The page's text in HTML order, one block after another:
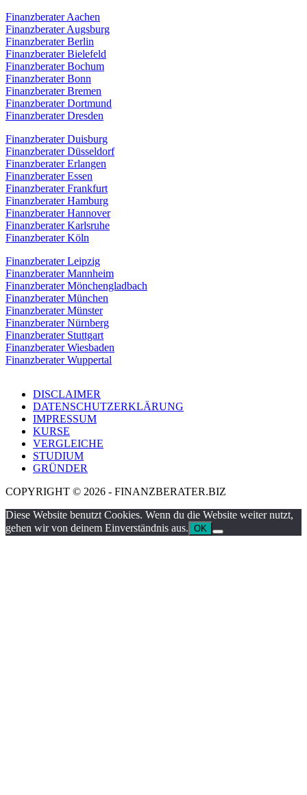
Finanzberater Aachen
Finanzberater Augsburg
Finanzberater Berlin
Finanzberater Bielefeld
Finanzberater Bochum
Finanzberater Bonn
Finanzberater Bremen
Finanzberater Dortmund
Finanzberater Dresden
Finanzberater Duisburg
Finanzberater Düsseldorf
Finanzberater Erlangen
Finanzberater Essen
Finanzberater Frankfurt
Finanzberater Hamburg
Finanzberater Hannover
Finanzberater Karlsruhe
Finanzberater Köln
Finanzberater Leipzig
Finanzberater Mannheim
Finanzberater Mönchengladbach
Finanzberater München
Finanzberater Münster
Finanzberater Nürnberg
Finanzberater Stuttgart
Finanzberater Wiesbaden
Finanzberater Wuppertal
DISCLAIMER
DATENSCHUTZERKLÄRUNG
IMPRESSUM
KURSE
VERGLEICHE
STUDIUM
GRÜNDER
COPYRIGHT © 2026 - FINANZBERATER.BIZ
Diese Website benutzt Cookies. Wenn du die Website weiter nutzt,
gehen wir von deinem Einverständnis aus. OK